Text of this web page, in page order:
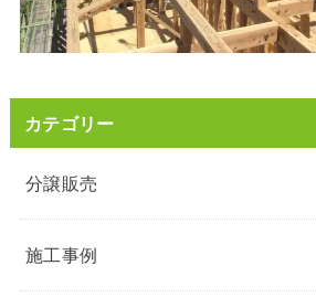
カテゴリー
分譲販売
施工事例